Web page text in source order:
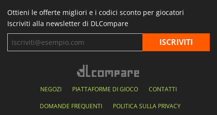
Ottieni le offerte migliori e i codici sconto per giocatori
Iscriviti alla newsletter di DLCompare
NEGOZI PIATTAFORME DI GIOCO CONTATTI
DOMANDE FREQUENTI POLITICA SULLA PRIVACY